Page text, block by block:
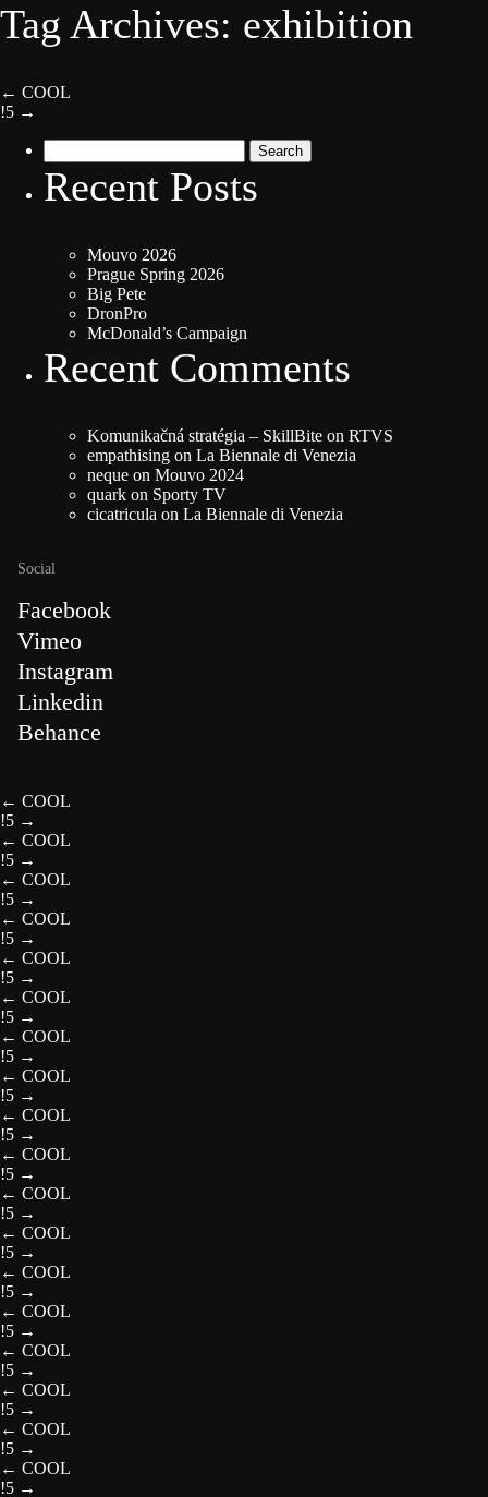
Tag Archives: exhibition
← COOL
!5 →
for:
Recent Posts
Mouvo 2026
Prague Spring 2026
Big Pete
DronPro
McDonald’s Campaign
Recent Comments
Komunikačná stratégia – SkillBite on RTVS
empathising on La Biennale di Venezia
neque on Mouvo 2024
quark on Sporty TV
cicatricula on La Biennale di Venezia
Social
Facebook
Vimeo
Instagram
Linkedin
Behance
← COOL
!5 →
← COOL
!5 →
← COOL
!5 →
← COOL
!5 →
← COOL
!5 →
← COOL
!5 →
← COOL
!5 →
← COOL
!5 →
← COOL
!5 →
← COOL
!5 →
← COOL
!5 →
← COOL
!5 →
← COOL
!5 →
← COOL
!5 →
← COOL
!5 →
← COOL
!5 →
← COOL
!5 →
← COOL
!5 →